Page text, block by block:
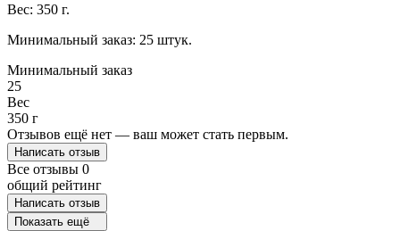
Вес: 350 г.
Минимальный заказ: 25 штук.
Минимальный заказ
25
Вес
350 г
Отзывов ещё нет — ваш может стать первым.
Написать отзыв
Все отзывы 0
общий рейтинг
Написать отзыв
Показать ещё